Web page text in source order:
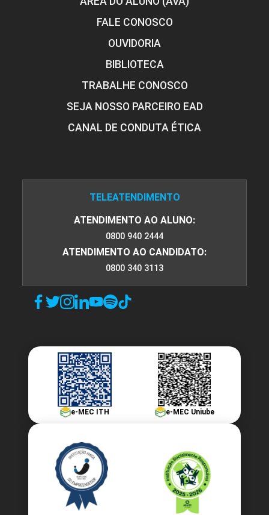
FALE CONOSCO
OUVIDORIA
BIBLIOTECA
TRABALHE CONOSCO
SEJA NOSSO PARCEIRO EAD
CANAL DE CONDUTA ÉTICA
TELEATENDIMENTO
ATENDIMENTO AO ALUNO:
0800 940 2444
ATENDIMENTO AO CANDIDATO:
0800 340 3113
e-MEC ITH e-MEC Uniube